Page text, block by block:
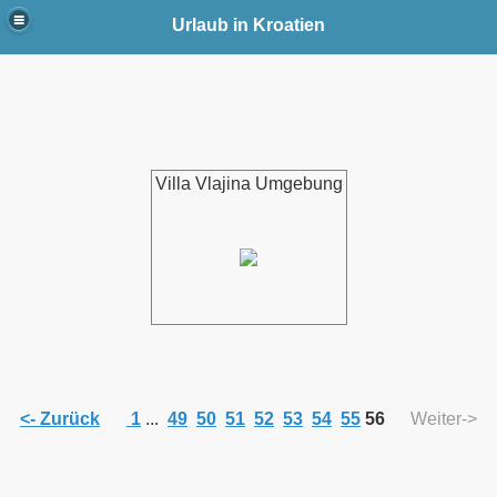
Urlaub in Kroatien
Villa Vlajina Umgebung
<- Zurück 1 ... 49 50 51 52 53 54 55 56 Weiter->